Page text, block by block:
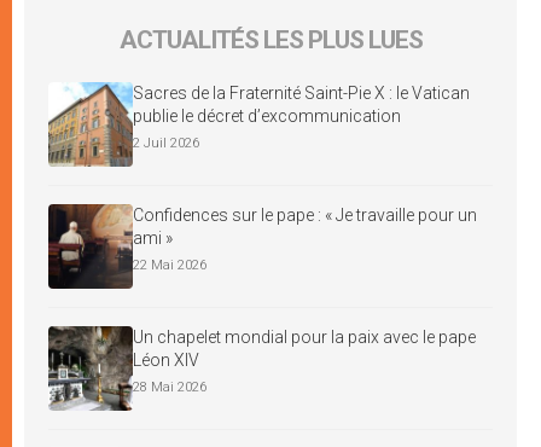
ACTUALITÉS LES PLUS LUES
Sacres de la Fraternité Saint-Pie X : le Vatican
publie le décret d’excommunication
2 Juil 2026
Confidences sur le pape : « Je travaille pour un
ami »
22 Mai 2026
Un chapelet mondial pour la paix avec le pape
Léon XIV
28 Mai 2026